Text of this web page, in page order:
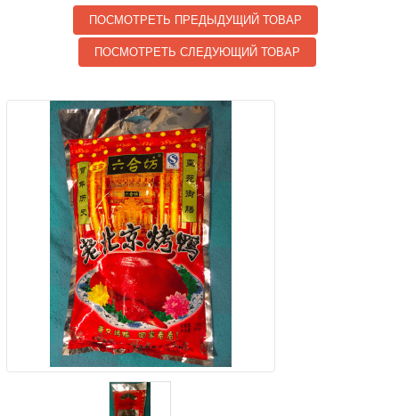
ПОСМОТРЕТЬ ПРЕДЫДУЩИЙ ТОВАР
ПОСМОТРЕТЬ СЛЕДУЮЩИЙ ТОВАР